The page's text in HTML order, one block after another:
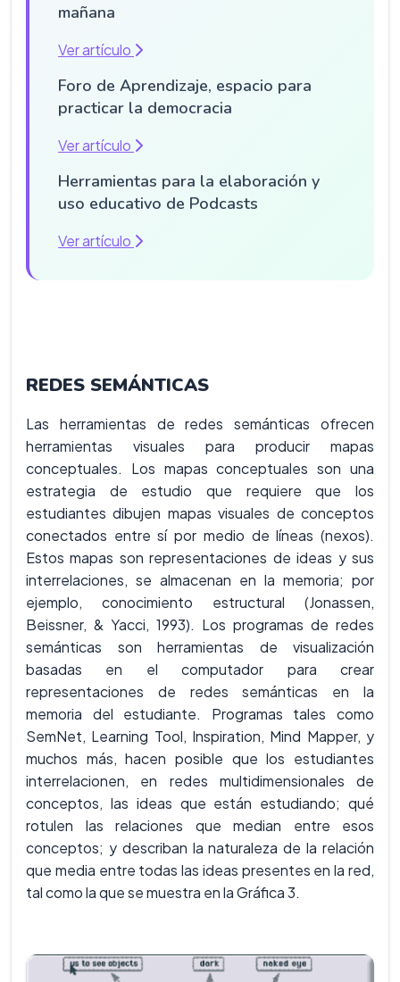
mañana
Ver artículo
Foro de Aprendizaje, espacio para
practicar la democracia
Ver artículo
Herramientas para la elaboración y
uso educativo de Podcasts
Ver artículo
REDES SEMÁNTICAS
Las herramientas de redes semánticas ofrecen
herramientas visuales para producir mapas
conceptuales. Los mapas conceptuales son una
estrategia de estudio que requiere que los
estudiantes dibujen mapas visuales de conceptos
conectados entre sí por medio de líneas (nexos).
Estos mapas son representaciones de ideas y sus
interrelaciones, se almacenan en la memoria; por
ejemplo, conocimiento estructural (Jonassen,
Beissner, & Yacci, 1993). Los programas de redes
semánticas son herramientas de visualización
basadas en el computador para crear
representaciones de redes semánticas en la
memoria del estudiante. Programas tales como
SemNet, Learning Tool, Inspiration, Mind Mapper, y
muchos más, hacen posible que los estudiantes
interrelacionen, en redes multidimensionales de
conceptos, las ideas que están estudiando; qué
rotulen las relaciones que median entre esos
conceptos; y describan la naturaleza de la relación
que media entre todas las ideas presentes en la red,
tal como la que se muestra en la Gráfica 3.